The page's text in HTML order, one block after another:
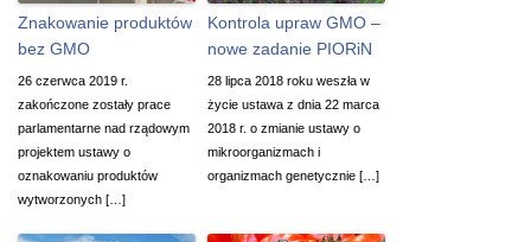
Znakowanie produktów
bez GMO
26 czerwca 2019 r.
zakończone zostały prace
parlamentarne nad rządowym
projektem ustawy o
oznakowaniu produktów
wytworzonych […]
Kontrola upraw GMO –
nowe zadanie PIORiN
28 lipca 2018 roku weszła w
życie ustawa z dnia 22 marca
2018 r. o zmianie ustawy o
mikroorganizmach i
organizmach genetycznie […]